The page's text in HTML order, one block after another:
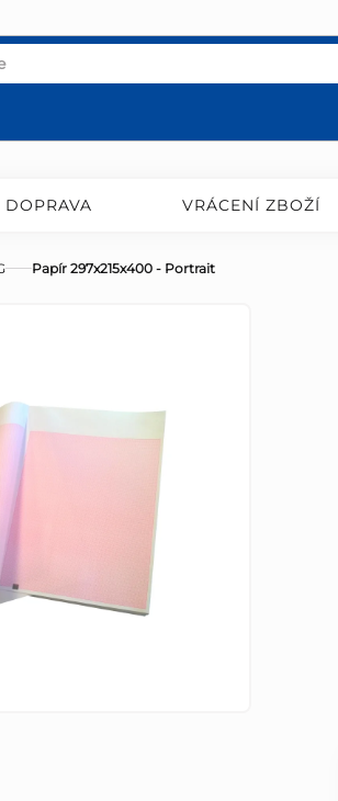
DOPRAVA VRÁCENÍ ZBOŽÍ
Papír 297x215x400 - Portrait